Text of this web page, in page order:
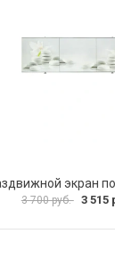
3 700 руб. 3 515